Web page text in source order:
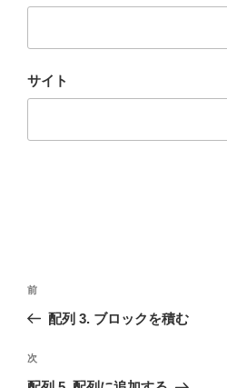
サイト
投
ビ
ゲ
前
の
稿
前
配列 3. ブロックを積む
次
の
次